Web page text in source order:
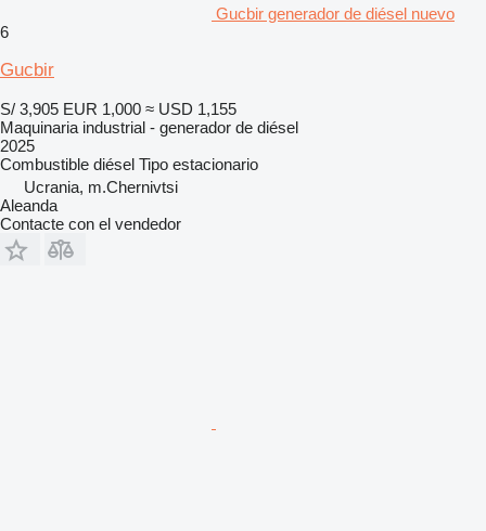
Gucbir generador de diésel nuevo
6
Gucbir
S/ 3,905 EUR 1,000 ≈ USD 1,155
Maquinaria industrial - generador de diésel
2025
Combustible diésel Tipo estacionario
Ucrania, m.Chernivtsi
Aleanda
Contacte con el vendedor